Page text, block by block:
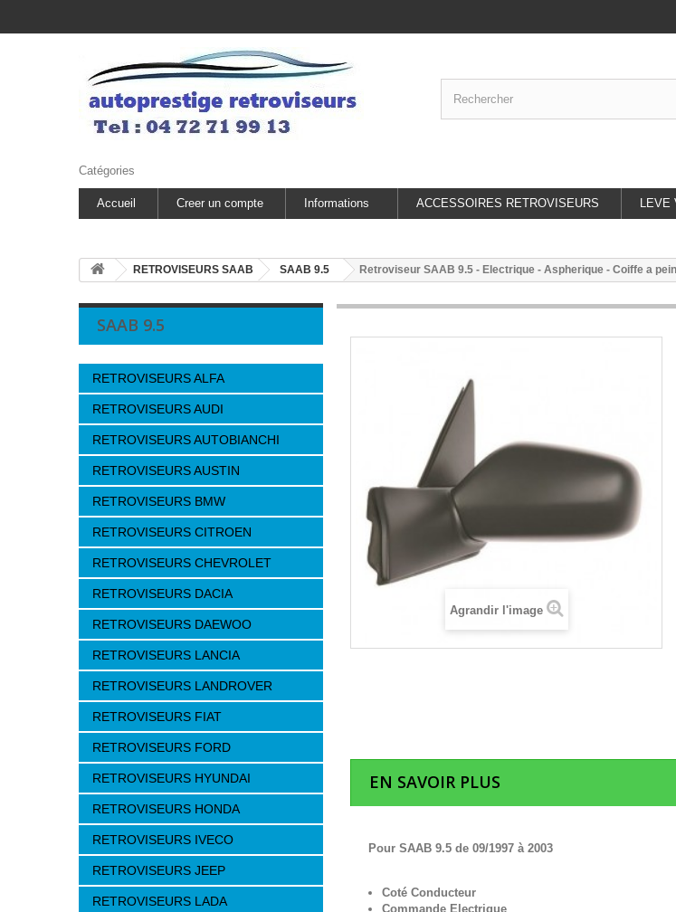
Catégories
Accueil Creer un compte Informations ACCESSOIRES RETROVISEURS LEVE
RETROVISEURS SAAB SAAB 9.5 Retroviseur SAAB 9.5 - Electrique - Aspherique - Coiffe a
SAAB 9.5
RETROVISEURS ALFA
RETROVISEURS AUDI
RETROVISEURS AUTOBIANCHI
RETROVISEURS AUSTIN
RETROVISEURS BMW
RETROVISEURS CITROEN
RETROVISEURS CHEVROLET
RETROVISEURS DACIA
RETROVISEURS DAEWOO
RETROVISEURS LANCIA
RETROVISEURS LANDROVER
RETROVISEURS FIAT
RETROVISEURS FORD
RETROVISEURS HYUNDAI
RETROVISEURS HONDA
RETROVISEURS IVECO
RETROVISEURS JEEP
RETROVISEURS LADA
Agrandir l'image
EN SAVOIR PLUS
Pour SAAB 9.5 de 09/1997 à 2003
Coté Conducteur
Commande Electrique